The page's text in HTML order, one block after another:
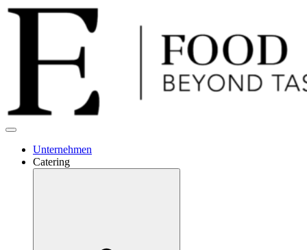
Unternehmen
Catering